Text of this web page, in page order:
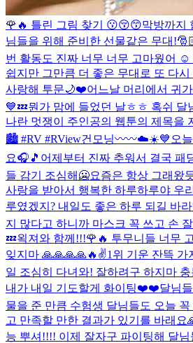
🌹🔥 틀린 그림 찾기 😗😚😙막방까지
님들을 위해 준비한 선물같은 무대
번 활동도 진짜 너무 너무 고마웠어
쉽지만 그만큼 더 좋은 무대로 또 다
사랑해 투문🌙❤️어느날 머리에서 귀가
💙💤뭔가 맘에 들었던 날ㅎㅎ 혹쉬 달
나란 멋쟁이 주인공의 웹툰의 제목을
🏙 #RV #RView건모닝〰〰☁️☀️💙 오
요🎧🎵 어제부터 진짜 추워서 결국 패
들 감기 조심해🥶요즘은 항상 그래왔
사랑을 받아서 행복한 하루하루야 우
루였겠지? 내일도 좋은 하루 되길 바
지 많다고 하니까 마스크 꼭 쓰고 손
💤왹져와 함께!!!🌹🔥 투무니들 너무
잊지마 🙏🙏🙏🙏🔥✌️1위 기운 잔뜩 가
일 조심히 다녀와! 잘하려구 하지마
내가 내일 기도할게 화이팅❤️❤️달님
물을 준 만큼 수험생 달님들도 오늘
고 만족할 만한 결과가 있기를 바래요
능 뿌셔!!!! 이제 잘자구 파이팅해 달